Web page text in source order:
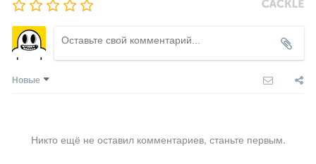
Новые
Никто ещё не оставил комментариев, станьте первым.